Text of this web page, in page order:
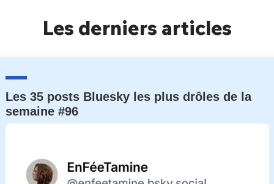
Les derniers articles
Les 35 posts Bluesky les plus drôles de la
semaine #96